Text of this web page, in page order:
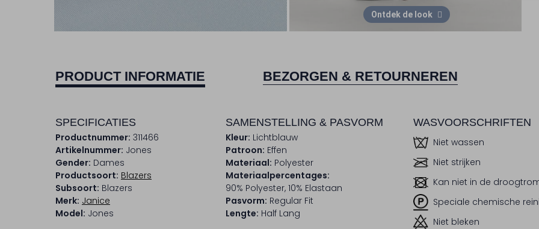
Ontdek de look
PRODUCT INFORMATIE BEZORGEN & RETOURNEREN
SPECIFICATIES
Productnummer: 311466
Artikelnummer: Jones
Gender: Dames
Productsoort: Blazers
Subsoort: Blazers
Merk: Janice
Model: Jones
SAMENSTELLING & PASVORM
Kleur: Lichtblauw
Patroon: Effen
Materiaal: Polyester
Materiaalpercentages:
90% Polyester, 10% Elastaan
Pasvorm: Regular Fit
Lengte: Half Lang
WASVOORSCHRIFTEN
Niet wassen
Niet strijken
Kan niet in de
Speciale chemische
Niet bleken